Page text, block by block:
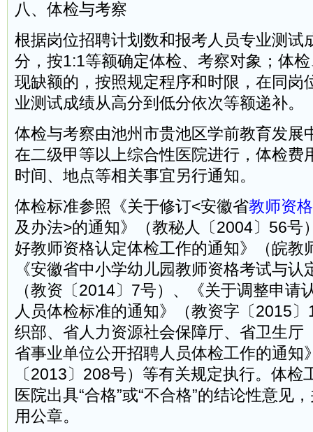
八、体检与考察
根据岗位招聘计划数和报考人员专业测试
分，按1:1等额确定体检、考察对象；体
现缺额的，按照规定程序和时限，在同岗
业测试成绩从高分到低分依次等额递补。
体检与考察由池州市贵池区学前教育发展
在二级甲等以上综合性医院进行，体检费
时间、地点等相关事宜另行通知。
体检标准参照《关于修订<安徽省教师资格
及办法>的通知》（教秘人〔2004〕56号
好教师资格认定体检工作的通知》（皖教
《安徽省中小学幼儿园教师资格考试与认
（教资〔2014〕7号）、《关于调整申请
人员体检标准的通知》（教资字〔2015
织部、省人力资源社会保障厅、省卫生厅
省事业单位公开招聘人员体检工作的通知
〔2013〕208号）等有关规定执行。体检
医院出具“合格”或“不合格”的结论性意见
用公章。